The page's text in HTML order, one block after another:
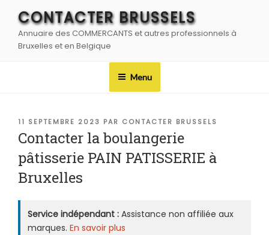
contenu
principal
CONTACTER BRUSSELS
Annuaire des COMMERCANTS et autres professionnels à
Bruxelles et en Belgique
Menu
PUBLIÉ
LE
11 SEPTEMBRE 2023 PAR CONTACTER BRUSSELS
Contacter la boulangerie
pâtisserie PAIN PATISSERIE à
Bruxelles
Service indépendant : Assistance non affiliée aux
marques. En savoir plus